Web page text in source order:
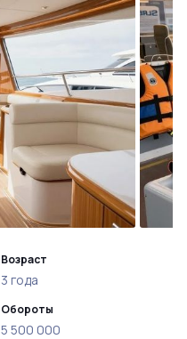
Возраст
3 года
Обороты
5 500 000